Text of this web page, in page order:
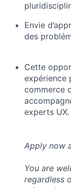
Envie
des
Cette
expérience
commerce
experts UX.
Apply now
You are
regardless